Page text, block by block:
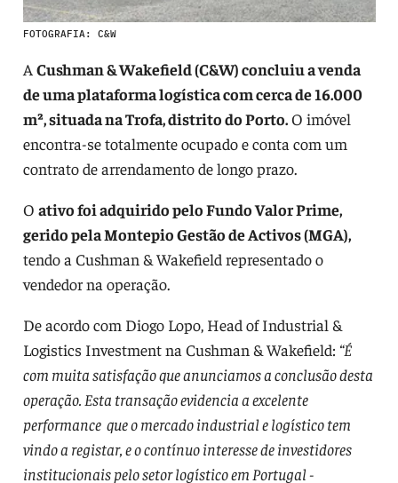
FOTOGRAFIA: C&W
A Cushman & Wakefield (C&W) concluiu a venda
de uma plataforma logística com cerca de 16.000
m², situada na Trofa, distrito do Porto.O imóvel
encontra-se totalmente ocupado e conta com um
contrato de arrendamento de longo prazo.
O ativo foi adquirido pelo Fundo Valor Prime,
gerido pela Montepio Gestão de Activos (MGA),
tendo a Cushman & Wakefield representado o
vendedor na operação.
De acordo com Diogo Lopo, Head of Industrial &
Logistics Investment na Cushman & Wakefield: “É
com muita satisfação que anunciamos a conclusão desta
operação. Esta transação evidencia a excelente
performance que o mercado industrial e logístico tem
vindo a registar, e o contínuo interesse de investidores
institucionais pelo setor logístico em Portugal -